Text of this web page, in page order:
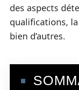
des aspects
qualifications,
bien d’autres.